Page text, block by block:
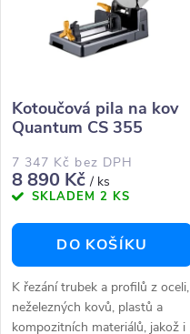
Kotoučová pila na kov
Quantum CS 355
7 347 Kč bez DPH
8 890 Kč/ ks
SKLADEM 2 KS
DO KOŠÍKU
K řezání trubek a profilů z oceli,
neželezných kovů, plastů a
kompozitních materiálů, jakož i